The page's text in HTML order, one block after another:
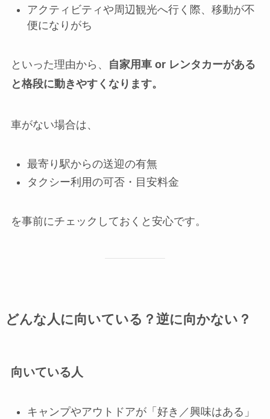
アクティビティや周辺観光へ行く際、移動が不
便になりがち
といった理由から、
自家用車 or レンタカーがある
と格段に動きやすくなります。
車がない場合は、
最寄り駅からの送迎の有無
タクシー利用の可否・目安料金
を事前にチェックしておくと安心です。
どんな人に向いている？逆に向かない？
向いている人
キャンプやアウトドアが「好き／興味はある」